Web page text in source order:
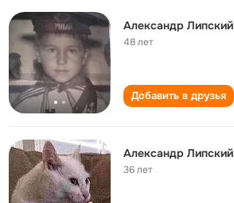
Александр Липский
48 лет
Добавить в друзья
Александр Липский
36 лет